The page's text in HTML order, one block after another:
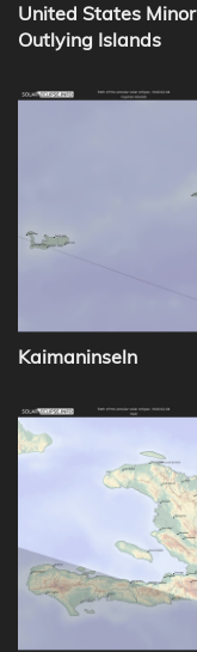
United States Minor
Outlying Islands
Kaimaninseln